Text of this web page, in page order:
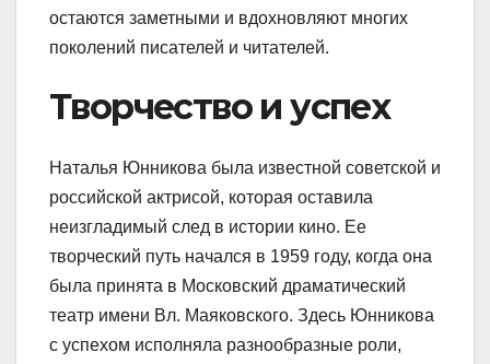
остаются заметными и вдохновляют многих
поколений писателей и читателей.
Творчество и успех
Наталья Юнникова была известной советской и
российской актрисой, которая оставила
неизгладимый след в истории кино. Ее
творческий путь начался в 1959 году, когда она
была принята в Московский драматический
театр имени Вл. Маяковского. Здесь Юнникова
с успехом исполняла разнообразные роли,